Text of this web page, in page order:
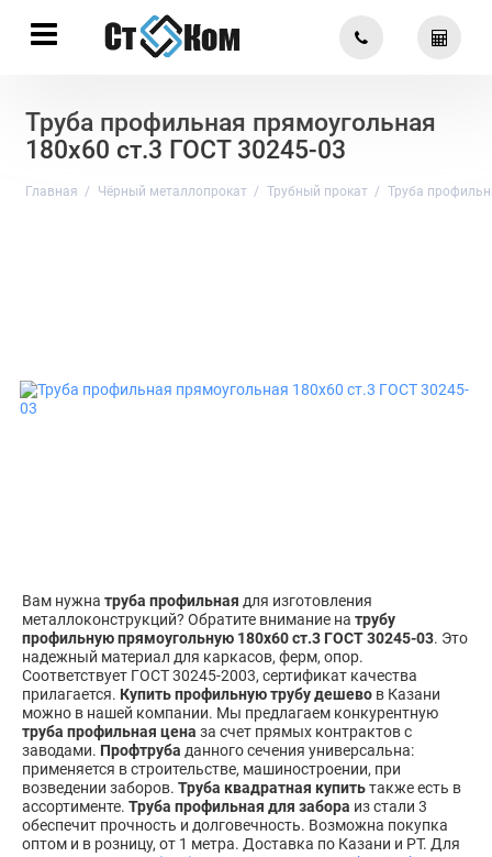
Труба профильная прямоугольная
180х60 ст.3 ГОСТ 30245-03
Главная Чёрный металлопрокат Трубный прокат Труба
Вам нужна труба профильная для изготовления
металлоконструкций? Обратите внимание на трубу
профильную прямоугольную 180х60 ст.3 ГОСТ 30245-03. Это
надежный материал для каркасов, ферм, опор.
Соответствует ГОСТ 30245-2003, сертификат качества
прилагается. Купить профильную трубу дешево в Казани
можно в нашей компании. Мы предлагаем конкурентную
труба профильная цена за счет прямых контрактов с
заводами. Профтруба данного сечения универсальна:
применяется в строительстве, машиностроении, при
возведении заборов. Труба квадратная купитьтакже есть в
ассортименте. Труба профильная для забора из стали 3
обеспечит прочность и долговечность. Возможна покупка
оптом и в розницу, от 1 метра. Доставка по Казани и РТ. Для